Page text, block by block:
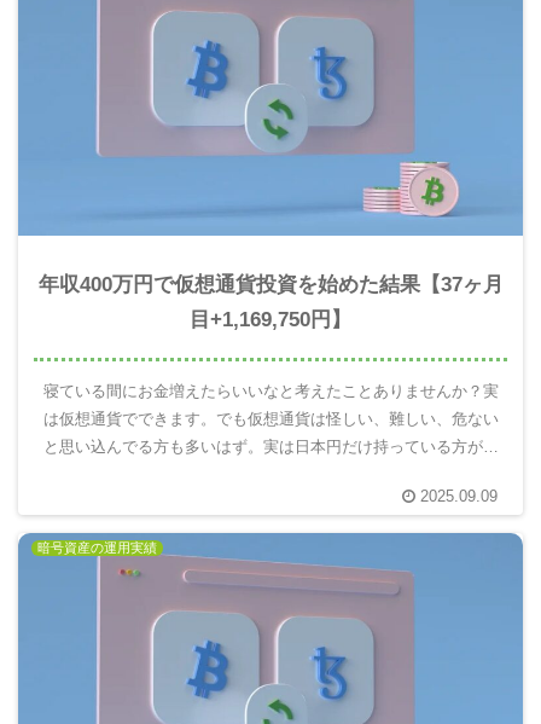
年収400万円で仮想通貨投資を始めた結果【37ヶ月
目+1,169,750円】
寝ている間にお金増えたらいいなと考えたことありませんか？実
は仮想通貨でできます。でも仮想通貨は怪しい、難しい、危ない
と思い込んでる方も多いはず。実は日本円だけ持っている方がと
来のお金を増える分散投資が重要。実際にやってみてわかったこ
とを報告します。
2025.09.09
暗号資産の運用実績